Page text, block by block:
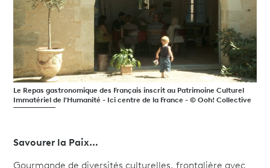
Le Repas gastronomique des Français inscrit au Patrimoine Culturel
Immatériel de l'Humanité - Ici centre de la France - © Ooh! Collective
Savourer la Paix…